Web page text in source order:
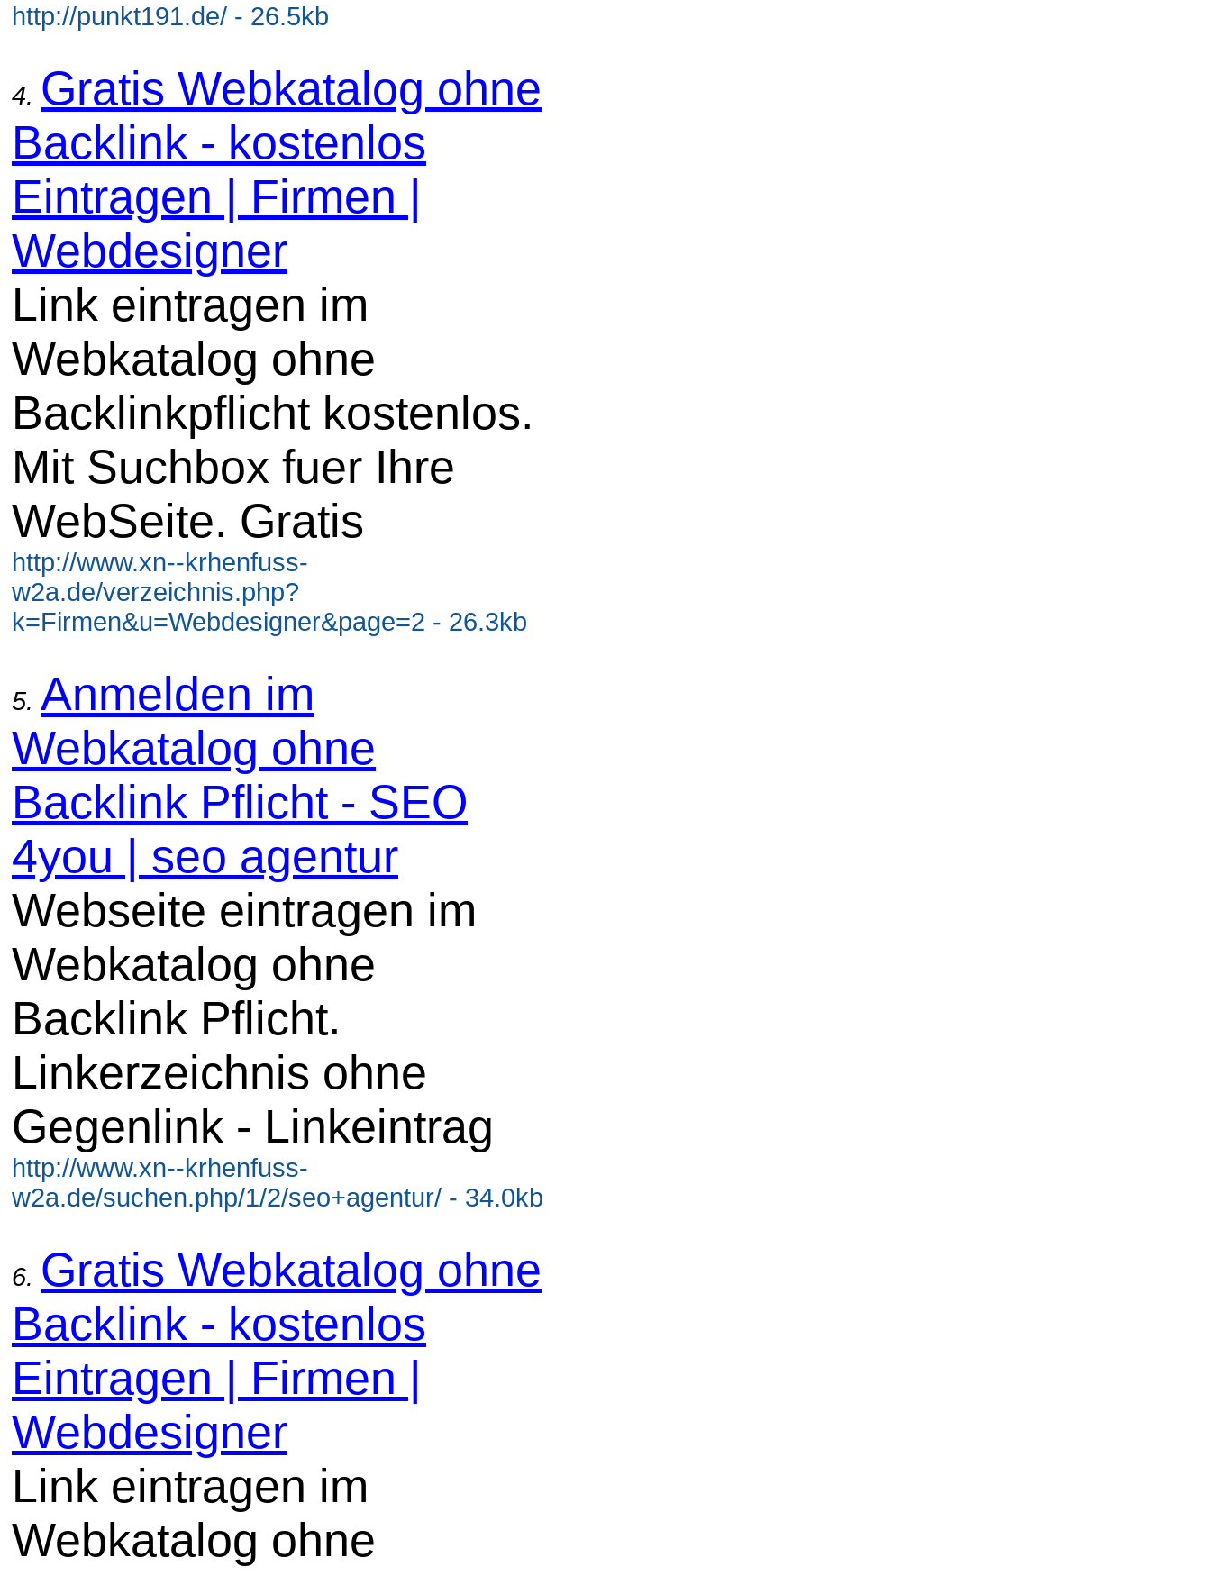
http://punkt191.de/ - 26.5kb
4. Gratis Webkatalog ohne
Backlink - kostenlos
Eintragen | Firmen |
Webdesigner
Link eintragen im
Webkatalog ohne
Backlinkpflicht kostenlos.
Mit Suchbox fuer Ihre
WebSeite. Gratis
http://www.xn--krhenfuss-
w2a.de/verzeichnis.php?
k=Firmen&u=Webdesigner&page=2 - 26.3kb
5. Anmelden im
Webkatalog ohne
Backlink Pflicht - SEO
4you | seo agentur
Webseite eintragen im
Webkatalog ohne
Backlink Pflicht.
Linkerzeichnis ohne
Gegenlink - Linkeintrag
http://www.xn--krhenfuss-
w2a.de/suchen.php/1/2/seo+agentur/ - 34.0kb
6. Gratis Webkatalog ohne
Backlink - kostenlos
Eintragen | Firmen |
Webdesigner
Link eintragen im
Webkatalog ohne